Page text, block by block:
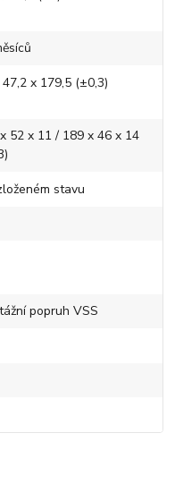
x 179,5 (±0,3)
52 x 11 / 189 x 46 x 14
stavu
popruh VSS